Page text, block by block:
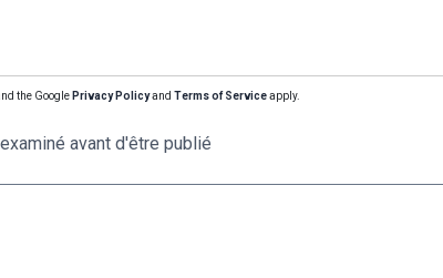
the Google Privacy Policyand Terms of Serviceapply.
avant d'être publié